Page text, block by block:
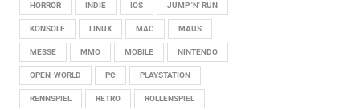
HORROR INDIE IOS JUMP 'N' RUN
KONSOLE LINUX MAC MAUS
MESSE MMO MOBILE NINTENDO
OPEN-WORLD PC PLAYSTATION
RENNSPIEL RETRO ROLLENSPIEL